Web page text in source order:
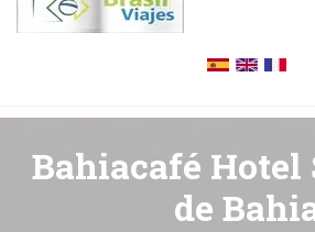
Bahiacafé Hotel
de